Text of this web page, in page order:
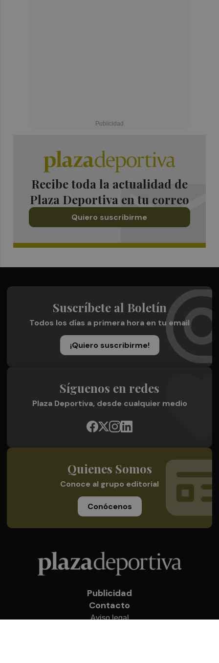
Recibe toda la actualidad de
Plaza Deportiva en tu correo
Quiero suscribirme
Suscríbete al Boletín
Todos los días a primera hora en tu email
¡Quiero suscribirme!
Síguenos en redes
Plaza Deportiva, desde cualquier medio
Quienes Somos
Conoce al grupo editorial
Conócenos
Publicidad
Contacto
Aviso legal